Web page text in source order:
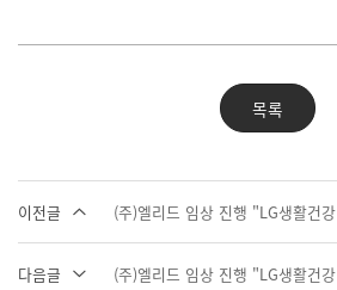
목록
이전글 (주)엘리드 임상 진행 "LG생활건
다음글 (주)엘리드 임상 진행 "LG생활건강 글로